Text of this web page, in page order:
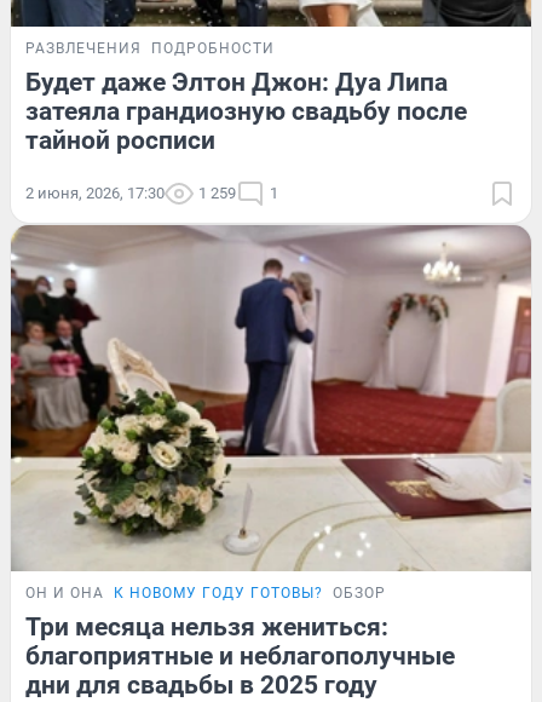
РАЗВЛЕЧЕНИЯ ПОДРОБНОСТИ
Будет даже Элтон Джон: Дуа Липа
затеяла грандиозную свадьбу после
тайной росписи
2 июня, 2026, 17:30 1 259 1
ОН И ОНА К НОВОМУ ГОДУ ГОТОВЫ? ОБЗОР
Три месяца нельзя жениться:
благоприятные и неблагополучные
дни для свадьбы в 2025 году